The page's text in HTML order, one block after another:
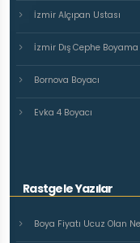
İzmir Alçıpan Ustası
İzmir Dış Cephe Boyama
Bornova Boyacı
Evka 4 Boyacı
Rastgele Yazılar
Boya Fiyatı Ucuz Olan